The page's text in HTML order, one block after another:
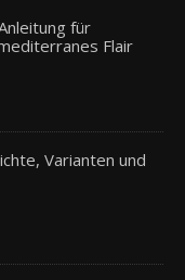
für
Flair
Varianten und